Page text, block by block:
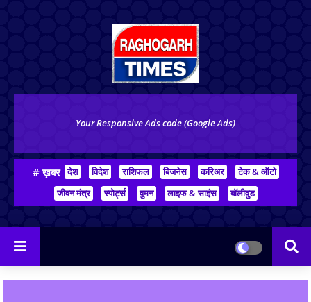
Your Responsive Ads code (Google Ads)
# ख़बर देश विदेश राशिफल बिजनेस करिअर
टेक & ऑटो
जीवन मंत्र
स्पोर्ट्स वुमन लाइफ & साइंस बॉलीवुड